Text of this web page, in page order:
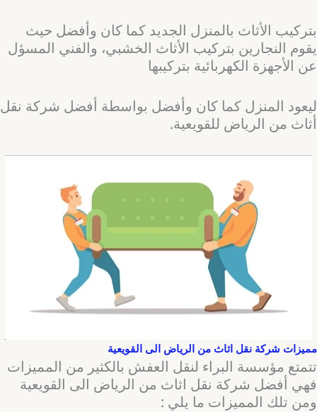
بتركيب الأثاث بالمنزل الجديد كما كان وأفضل حيث
يقوم النجارين بتركيب الأثاث الخشبي، والفني المسؤل
عن الأجهزة الكهربائية بتركيبها
ليعود المنزل كما كان وأفضل بواسطة أفضل شركة نقل
أثاث من الرياض للقويعية.
مميزات شركة نقل اثاث من الرياض الى القويعية
تتمتع مؤسسة البراء لنقل العفش بالكثير من المميزات
فهي أفضل شركة نقل اثاث من الرياض الى القويعية
ومن تلك المميزات ما يلي :